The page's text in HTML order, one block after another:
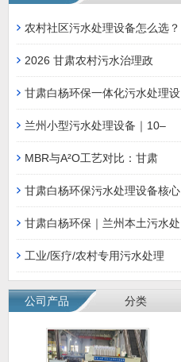
农村社区污水处理设备怎么选？
2026 甘肃农村污水治理政
甘肃白杨环保一体化污水处理设
兰州小型污水处理设备｜10–
MBR与A²O工艺对比：甘肃
甘肃白杨环保污水处理设备核心
甘肃白杨环保｜兰州本土污水处
工业/医疗/农村专用污水处理
公司产品 分类